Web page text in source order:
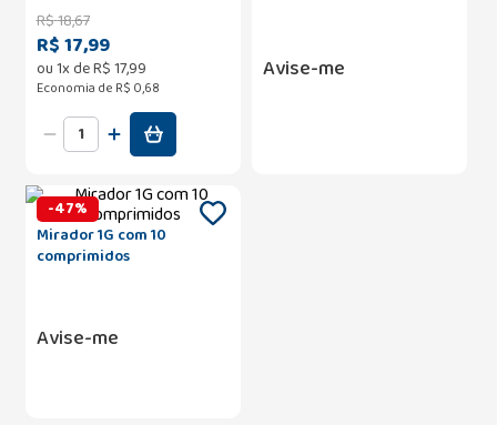
R$18,67
R$ 17,99
ou1x deR$17,99
Economia de R$ 0,68
Avise-me
-47%
Mirador 1G com 10
comprimidos
Avise-me